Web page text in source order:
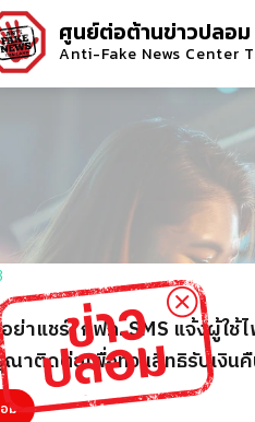
ศูนย์ต่อต้านข่าวปลอม
Anti-Fake News Center
ย่าแชร์! กฟภ. SMS แจ้งผู้ใช้
าติดต่อเพื่อทวนสิทธิรับเงินคื
จำนวน 3 เดือน
ม